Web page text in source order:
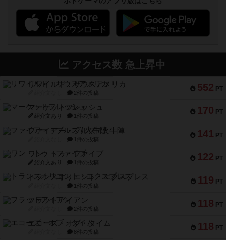
アクセス数 急上昇中
552 PT
リワイルド：サウスアメリカ
2件の投稿
170 PT
マーケットフレッシュ
紹介文あり 1件の投稿
141 PT
ファイアー・ブルズ / 火牛陣
1件の投稿
122 PT
ワン・トゥ・ファイブ
紹介文あり 1件の投稿
119 PT
トランスオリエント・エクスプレス
1件の投稿
118 PT
フラットアイアン
2件の投稿
118 PT
エコーズ・オブ・タイム
8件の投稿